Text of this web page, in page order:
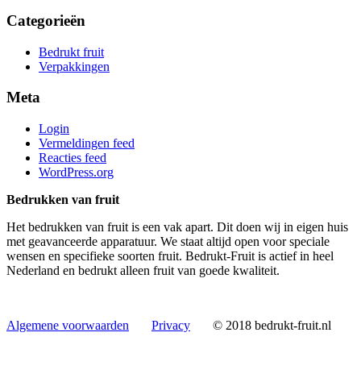
Categorieën
Bedrukt fruit
Verpakkingen
Meta
Login
Vermeldingen feed
Reacties feed
WordPress.org
Bedrukken van fruit
Het bedrukken van fruit is een vak apart. Dit doen wij in eigen huis
met geavanceerde apparatuur. We staat altijd open voor speciale
wensen en specifieke soorten fruit. Bedrukt-Fruit is actief in heel
Nederland en bedrukt alleen fruit van goede kwaliteit.
Algemene voorwaarden Privacy © 2018 bedrukt-fruit.nl